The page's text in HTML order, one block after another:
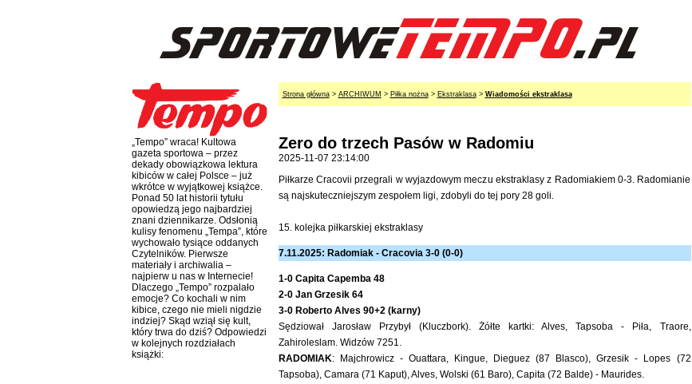
„Tempo” wraca! Kultowa
gazeta sportowa – przez
dekady obowiązkowa lektura
kibiców w całej Polsce – już
wkrótce w wyjątkowej książce.
Ponad 50 lat historii tytułu
opowiedzą jego najbardziej
znani dziennikarze. Odsłonią
kulisy fenomenu „Tempa”, które
wychowało tysiące oddanych
Czytelników. Pierwsze
materiały i archiwalia –
najpierw u nas w Internecie!
Dlaczego „Tempo” rozpalało
emocje? Co kochali w nim
kibice, czego nie mieli nigdzie
indziej? Skąd wziął się kult,
który trwa do dziś? Odpowiedzi
w kolejnych rozdziałach
książki:
Strona główna> ARCHIWUM > Piłka nożna> Ekstraklasa> Wiadomości ekstraklasa
Zero do trzech Pasów w Radomiu
2025-11-07 23:14:00
Piłkarze Cracovii przegrali w wyjazdowym meczu ekstraklasy z Radomiakiem 0-3. Radomianie
są najskuteczniejszym zespołem ligi, zdobyli do tej pory 28 goli.
15. kolejka piłkarskiej ekstraklasy
7.11.2025: Radomiak - Cracovia 3-0 (0-0)
1-0 Capita Capemba 48
2-0 Jan Grzesik 64
3-0 Roberto Alves 90+2 (karny)
Sędziował Jarosław Przybył (Kluczbork). Żółte kartki: Alves, Tapsoba - Piła, Traore,
Zahiroleslam. Widzów 7251.
RADOMIAK: Majchrowicz - Ouattara, Kingue, Dieguez (87 Blasco), Grzesik - Lopes (72
Tapsoba), Camara (71 Kaput), Alves, Wolski (61 Baro), Capita (72 Balde) - Maurides.